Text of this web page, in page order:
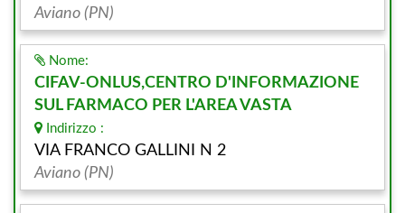
Aviano (PN)
Nome:
CIFAV-ONLUS,CENTRO D'INFORMAZIONE
SUL FARMACO PER L'AREA VASTA
Indirizzo :
VIA FRANCO GALLINI N 2
Aviano (PN)